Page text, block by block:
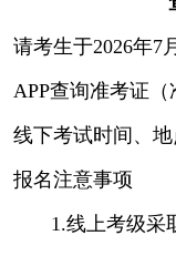
请考生于2026年7
APP查询准考证
线下考试时间、地
报名注意事项
1.线上考级采